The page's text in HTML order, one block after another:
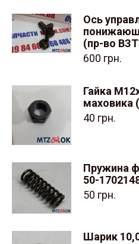
Ось
(пр-во
600 грн.
Гайка
маховика
40 грн.
Пружина
50-
50 грн.
Шарик